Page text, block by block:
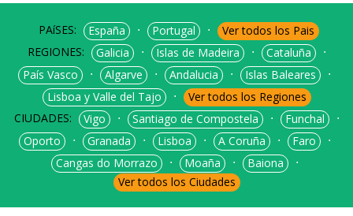
PAíSES: España ⋅ Portugal ⋅
Ver todos los Pais
REGIONES:
Galicia ⋅ Islas de Madeira ⋅ Cataluña
⋅
País Vasco
⋅ Algarve ⋅ Andalucia ⋅ Islas Baleares
⋅
Lisboa y Valle del Tajo
⋅
Ver todos los Regiones
CIUDADES:
Vigo ⋅ Santiago de Compostela ⋅ Funchal
⋅
Oporto
⋅ Granada ⋅ Lisboa ⋅ A Coruña ⋅ Faro
⋅
Cangas do Morrazo
⋅ Moaña ⋅ Baiona
⋅
Ver todos los Ciudades